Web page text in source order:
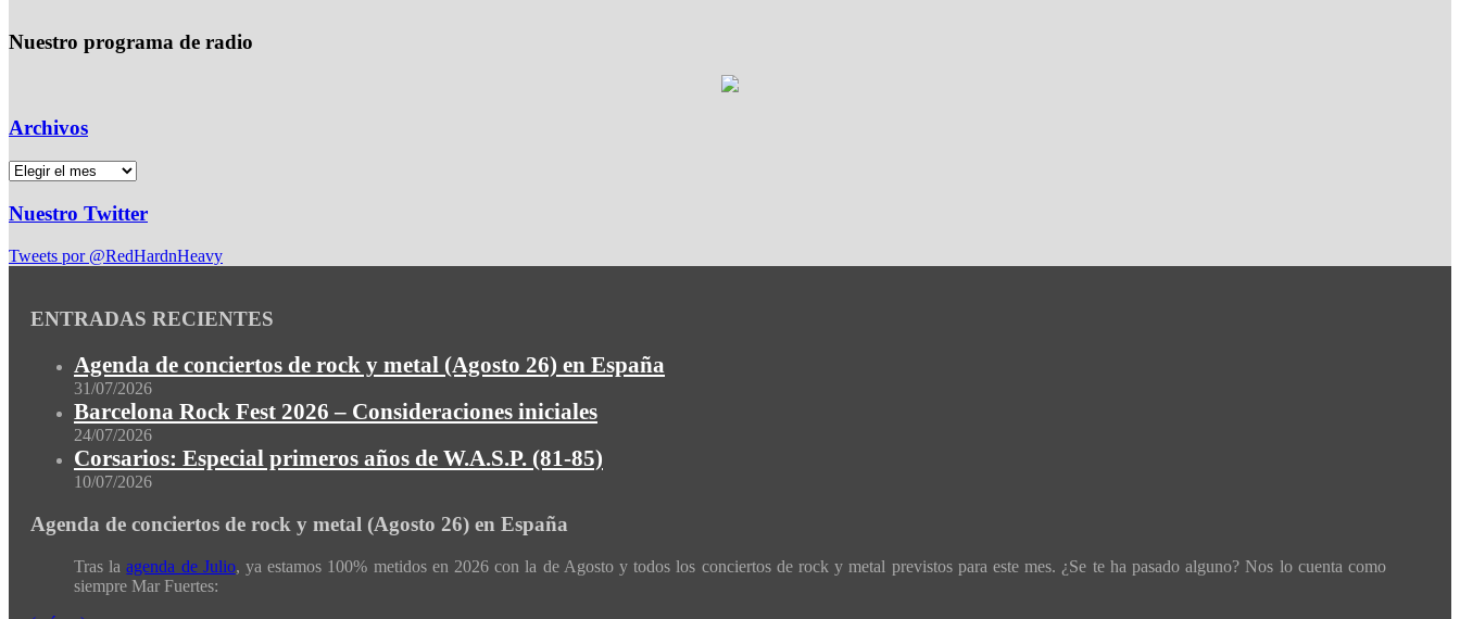
Nuestro programa de radio
Archivos
Nuestro Twitter
Tweets por @RedHardnHeavy
ENTRADAS RECIENTES
Agenda de conciertos de rock y metal (Agosto 26) en España
31/07/2026
Barcelona Rock Fest 2026 – Consideraciones iniciales
24/07/2026
Corsarios: Especial primeros años de W.A.S.P. (81-85)
10/07/2026
Agenda de conciertos de rock y metal (Agosto 26) en España
Tras laagenda de Julio, ya estamos 100% metidos en 2026 con la de Agosto y todos los conciertos de rock y metal previstos para este mes. ¿Se te ha pasado alguno? Nos lo cuenta como
siempre Mar Fuertes: